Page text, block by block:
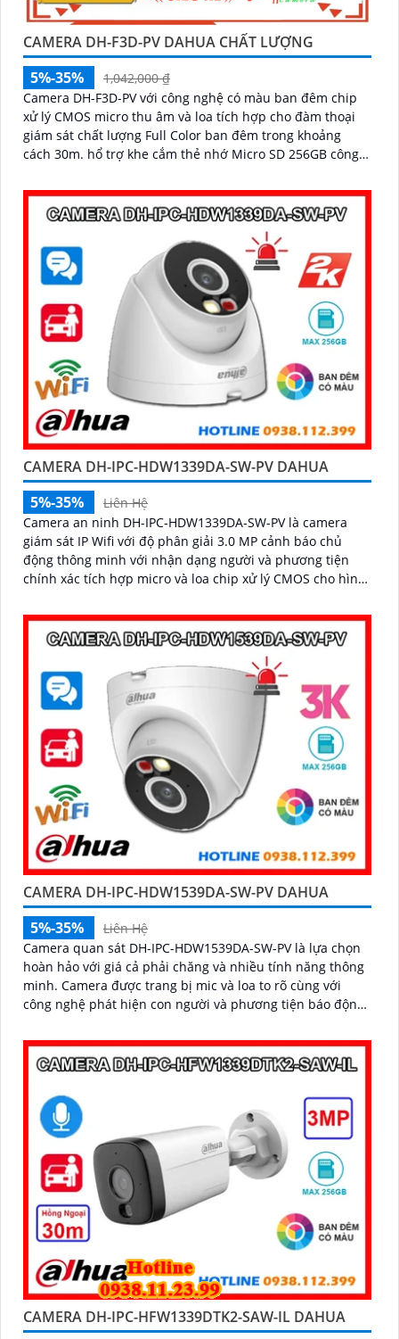
CAMERA DH-F3D-PV DAHUA CHẤT LƯỢNG
5%-35%
1,042,000 ₫
Camera DH-F3D-PV với công nghệ có màu ban đêm chip
xử lý CMOS micro thu âm và loa tích hợp cho đàm thoại
giám sát chất lượng Full Color ban đêm trong khoảng
cách 30m. hổ trợ khe cắm thẻ nhớ Micro SD 256GB công
CAMERA DH-IPC-HDW1339DA-SW-PV DAHUA
5%-35%
Liên Hệ
Camera an ninh DH-IPC-HDW1339DA-SW-PV là camera
giám sát IP Wifi với độ phân giải 3.0 MP cảnh báo chủ
động thông minh với nhận dạng người và phương tiện
chính xác tích hợp micro và loa chip xử lý CMOS cho hình
đêm full color 30m, phù hợp lắp đặt cho gia đình, văn
phòng, cửa hàng,
CAMERA DH-IPC-HDW1539DA-SW-PV DAHUA
5%-35%
Liên Hệ
Camera quan sát DH-IPC-HDW1539DA-SW-PV là lựa chọn
hoàn hảo với giá cả phải chăng và nhiều tính năng thông
minh. Camera được trang bị mic và loa to rõ cùng với
công nghệ phát hiện con người và phương tiện báo động
CAMERA DH-IPC-HFW1339DTK2-SAW-IL DAHUA